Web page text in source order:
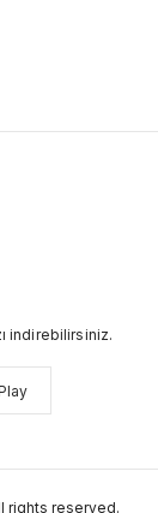
indirebilirsiniz.
rights reserved.